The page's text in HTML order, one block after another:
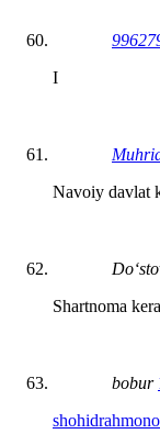
I
Navoiy davlat
Shartnoma
bobur